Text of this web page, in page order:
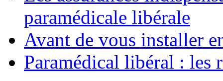
paramédicale libérale
Avant de vous installer
Paramédical libéral : les